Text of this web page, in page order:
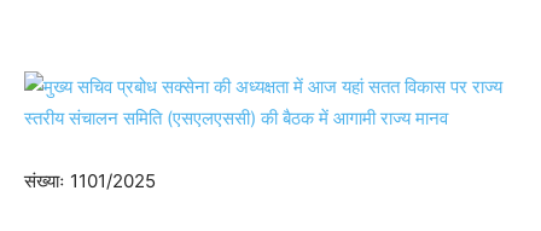
संख्याः 1101/2025